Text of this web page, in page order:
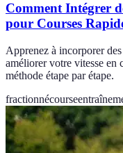
Comment Intégrer
pour Courses
Apprenez à incorporer
améliorer votre vitesse en
méthode étape par étape.
fractionnécourse